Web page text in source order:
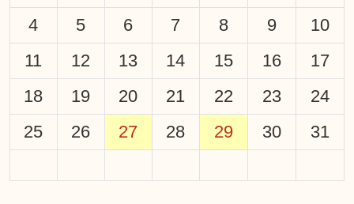
4
5 6 7 8 9
10
11
12 13 14 15 16
17
18
19 20 21 22 23
24
25
26 27 28 29 30 31